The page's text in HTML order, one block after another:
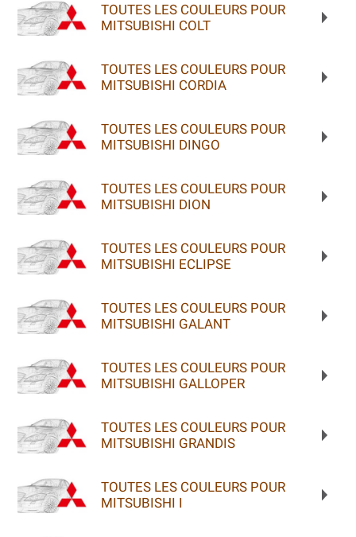
TOUTES LES COULEURS POUR
MITSUBISHI COLT
TOUTES LES COULEURS POUR
MITSUBISHI CORDIA
TOUTES LES COULEURS POUR
MITSUBISHI DINGO
TOUTES LES COULEURS POUR
MITSUBISHI DION
TOUTES LES COULEURS POUR
MITSUBISHI ECLIPSE
TOUTES LES COULEURS POUR
MITSUBISHI GALANT
TOUTES LES COULEURS POUR
MITSUBISHI GALLOPER
TOUTES LES COULEURS POUR
MITSUBISHI GRANDIS
TOUTES LES COULEURS POUR
MITSUBISHI I